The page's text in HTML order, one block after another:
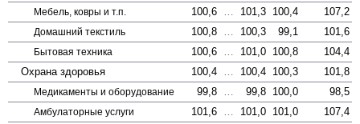
Мебель, ковры и т.п. 100,6 101,3 100,4 107,2
Домашний текстиль 100,8 100,3 99,1 101,6
Бытовая техника 100,6 101,0 100,8
104,4
Охрана здоровья
100,4 100,4 100,3 101,8
Медикаменты и оборудование 99,8 99,8 100,0 98,5
Амбулаторные услуги 101,6 101,0 101,0
107,4